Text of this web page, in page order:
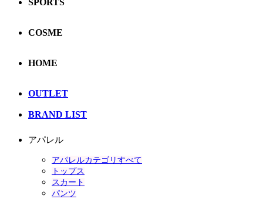
SPORTS
COSME
HOME
OUTLET
BRAND LIST
アパレル
アパレルカテゴリすべて
トップス
スカート
パンツ